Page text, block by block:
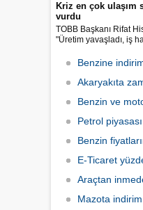
Kriz en çok ulaşım
vurdu
TOBB Başkanı Rifat
"Üretim yavaşladı, iş
sınırları kapattı,
mallarımızı
Benzine
Akaryakıta
Benzin ve
Petrol
Benzin
E-Ticaret
Araçtan
Mazota